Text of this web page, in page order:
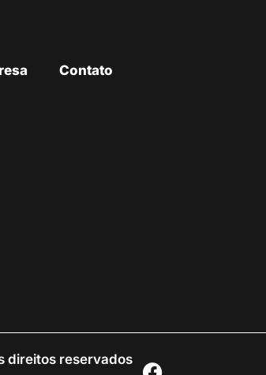
Contato
direitos reservados